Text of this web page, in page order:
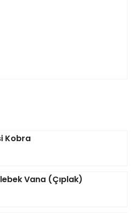
Kobra
Vana (Çıplak)